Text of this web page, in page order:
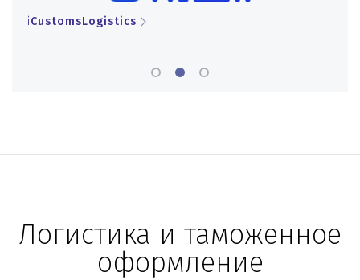
iCustomsLogistics
Логистика и таможенное
оформление